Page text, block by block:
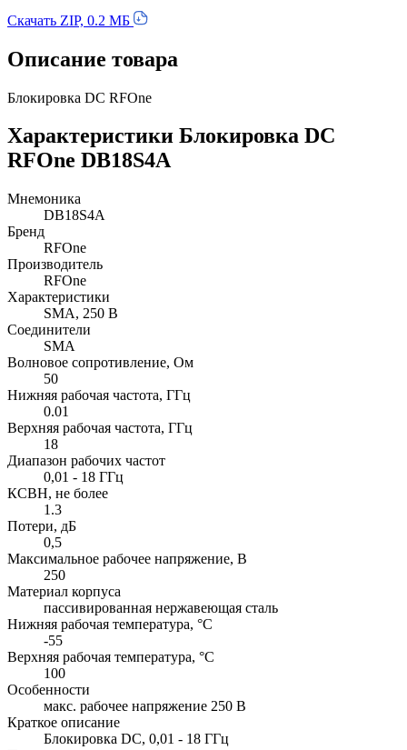
Скачать ZIP, 0.2 МБ
Описание товара
Блокировка DC RFOne
Характеристики Блокировка DC
RFOne DB18S4A
Мнемоника
DB18S4A
Бренд
RFOne
Производитель
RFOne
Характеристики
SMA, 250 В
Соединители
SMA
Волновое сопротивление, Ом
50
Нижняя рабочая частота, ГГц
0.01
Верхняя рабочая частота, ГГц
18
Диапазон рабочих частот
0,01 - 18 ГГц
КСВН, не более
1.3
Потери, дБ
0,5
Максимальное рабочее напряжение, В
250
Материал корпуса
пассивированная нержавеющая сталь
Нижняя рабочая температура, °C
-55
Верхняя рабочая температура, °C
100
Особенности
макс. рабочее напряжение 250 В
Краткое описание
Блокировка DC, 0,01 - 18 ГГц